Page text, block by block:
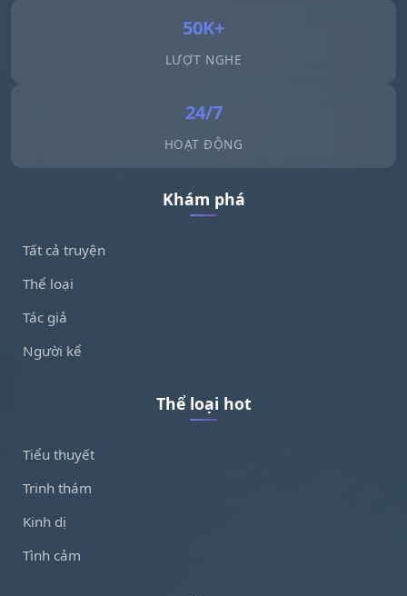
50K+
LƯỢT NGHE
24/7
HOẠT ĐỘNG
Khám phá
Tất cả truyện
Thể loại
Tác giả
Người kể
Thể loại hot
Tiểu thuyết
Trinh thám
Kinh dị
Tình cảm